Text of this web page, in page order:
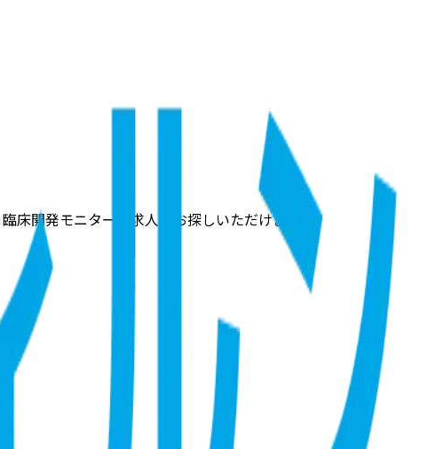
開発モニターの求人をお探しいただけます。